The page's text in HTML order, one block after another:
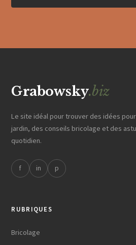
Grabowsky.biz
Le site idéal pour trouver des idées
jardin, des conseils bricolage et des
quotidien.
f in p
RUBRIQUES
Bricolage